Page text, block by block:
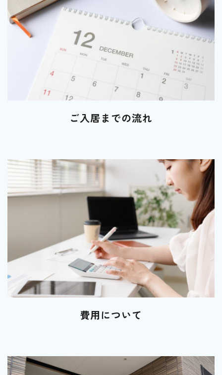
ご入居までの流れ
費用について